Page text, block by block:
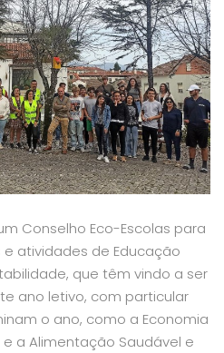
Conselho Eco-Escolas para
atividades de Educação
que têm vindo a ser
ano letivo, com particular
o ano, como a Economia
a Alimentação Saudável e